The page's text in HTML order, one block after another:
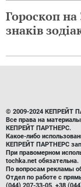
Гороскоп на
знаків
© 2009-2024 КЕПРЕЙТ
Все права на
КЕПРЕЙТ ПАРТНЕРС.
Какое-либо
КЕПРЕЙТ ПАРТНЕРС
При правомерном
tochka.net обязательна.
По вопросам рекламы
Отдел по работе с
(044) 207-33-05, +38